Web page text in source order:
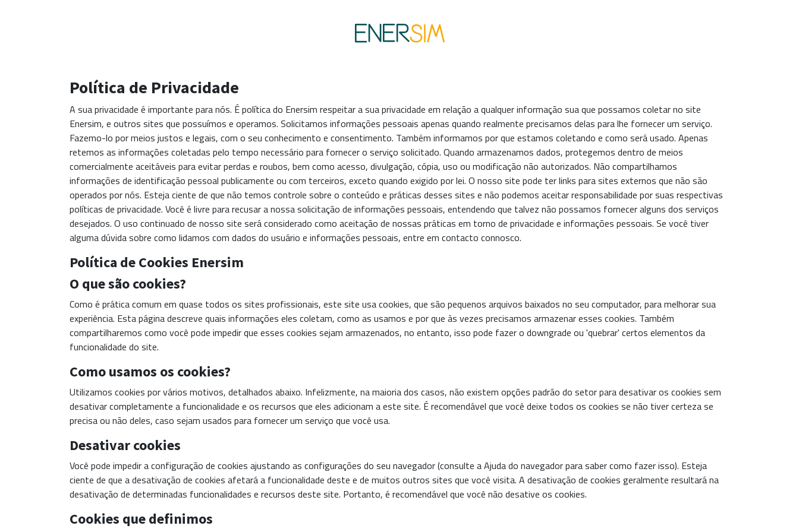
Política de Privacidade
A sua privacidade é importante para nós. É política do Enersim respeitar a sua privacidade em relação a qualquer informação sua que possamos coletar no site
Enersim, e outros sites que possuímos e operamos. Solicitamos informações pessoais apenas quando realmente precisamos delas para lhe fornecer um serviço.
Fazemo-lo por meios justos e legais, com o seu conhecimento e consentimento. Também informamos por que estamos coletando e como será usado. Apenas
retemos as informações coletadas pelo tempo necessário para fornecer o serviço solicitado. Quando armazenamos dados, protegemos dentro de meios
comercialmente aceitáveis ​​para evitar perdas e roubos, bem como acesso, divulgação, cópia, uso ou modificação não autorizados. Não compartilhamos
informações de identificação pessoal publicamente ou com terceiros, exceto quando exigido por lei. O nosso site pode ter links para sites externos que não são
operados por nós. Esteja ciente de que não temos controle sobre o conteúdo e práticas desses sites e não podemos aceitar responsabilidade por suas respectivas
políticas de privacidade. Você é livre para recusar a nossa solicitação de informações pessoais, entendendo que talvez não possamos fornecer alguns dos serviços
desejados. O uso continuado de nosso site será considerado como aceitação de nossas práticas em torno de privacidade e informações pessoais. Se você tiver
alguma dúvida sobre como lidamos com dados do usuário e informações pessoais, entre em contacto connosco.
Política de Cookies Enersim
O que são cookies?
Como é prática comum em quase todos os sites profissionais, este site usa cookies, que são pequenos arquivos baixados no seu computador, para melhorar sua
experiência. Esta página descreve quais informações eles coletam, como as usamos e por que às vezes precisamos armazenar esses cookies. Também
compartilharemos como você pode impedir que esses cookies sejam armazenados, no entanto, isso pode fazer o downgrade ou 'quebrar' certos elementos da
funcionalidade do site.
Como usamos os cookies?
Utilizamos cookies por vários motivos, detalhados abaixo. Infelizmente, na maioria dos casos, não existem opções padrão do setor para desativar os cookies sem
desativar completamente a funcionalidade e os recursos que eles adicionam a este site. É recomendável que você deixe todos os cookies se não tiver certeza se
precisa ou não deles, caso sejam usados ​​para fornecer um serviço que você usa.
Desativar cookies
Você pode impedir a configuração de cookies ajustando as configurações do seu navegador (consulte a Ajuda do navegador para saber como fazer isso). Esteja
ciente de que a desativação de cookies afetará a funcionalidade deste e de muitos outros sites que você visita. A desativação de cookies geralmente resultará na
desativação de determinadas funcionalidades e recursos deste site. Portanto, é recomendável que você não desative os cookies.
Cookies que definimos